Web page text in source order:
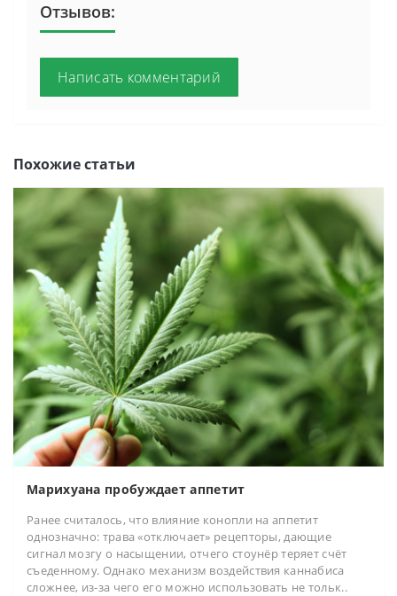
Отзывов:
Написать комментарий
Похожие статьи
Марихуана пробуждает аппетит
Ранее считалось, что влияние конопли на аппетит
однозначно: трава «отключает» рецепторы, дающие
сигнал мозгу о насыщении, отчего стоунёр теряет счёт
съеденному. Однако механизм воздействия каннабиса
сложнее, из-за чего его можно использовать не тольк..